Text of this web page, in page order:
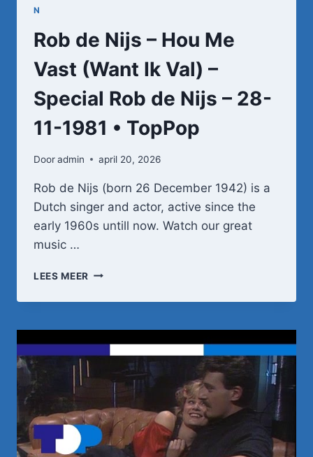
N
Rob de Nijs – Hou Me
Vast (Want Ik Val) –
Special Rob de Nijs – 28-
11-1981 • TopPop
Dooradmin april 20, 2026
Rob de Nijs (born 26 December 1942) is a
Dutch singer and actor, active since the
early 1960s untill now. Watch our great
music …
LEES MEER ROB
NIJS
HOU
ME
VAST
(WANT
–
SPECIAL
ROB